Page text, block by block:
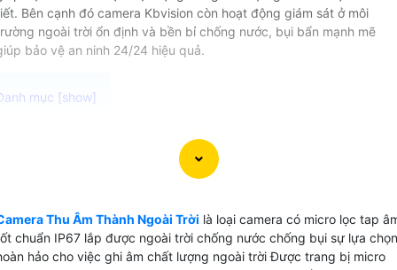
Bên cạnh đó camera Kbvision còn hoạt động giám sát ở môi
ngoài trời ổn định và bền bỉ chống nước, bụi bẩn mạnh mẽ
bảo vệ an ninh 24/24 hiệu quả.
thu âm ngoài trời chất lượng cao Được thiết kế
động ổn định trong môi trường khắc nghiệt camera có
rõ ràng sắc nét. Với khả năng chống nước, chịu được
nắng mặt trời và các yếu tố thời tiết khác Camera thu
ngoài trời này là sự lựa chọn hoàn hảo cho việc theo
Thu Âm Thành Ngoài Trời là loại camera có micro lọc tap
chuẩn IP67 lắp được ngoài trời chống nước chống bụi sự lựa chọn
hảo cho việc ghi âm chất lượng ngoài trời Được trang bị micro